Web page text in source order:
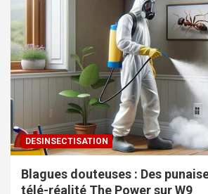
DESINSECTISATION
Blagues douteuses : Des
télé-réalité The Power sur W9